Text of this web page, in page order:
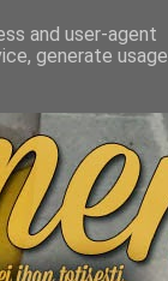
and user-agent
generate usage